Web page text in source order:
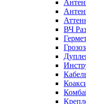
ВЧ